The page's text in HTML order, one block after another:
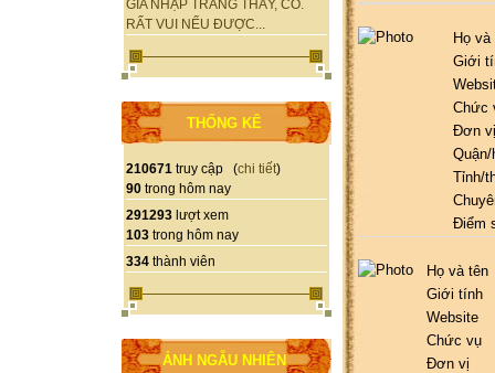
GIA NHẬP TRANG THẦY, CÔ.
RẤT VUI NẾU ĐƯỢC...
THỐNG KÊ
210671 truy cập (chi tiết)
90 trong hôm nay
291293 lượt xem
103 trong hôm nay
334 thành viên
ẢNH NGẪU NHIÊN
Họ và
Giới
Chức
Đơn vị
Quận/
Tỉnh/
Điểm
Họ và tên
Giới tính
Website
Chức vụ
Đơn vị